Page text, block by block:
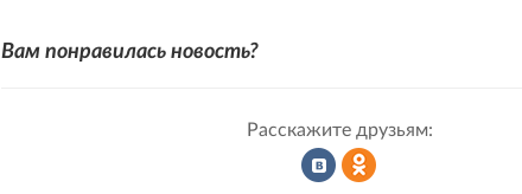
Вам понравилась новость?
Расскажите друзьям: